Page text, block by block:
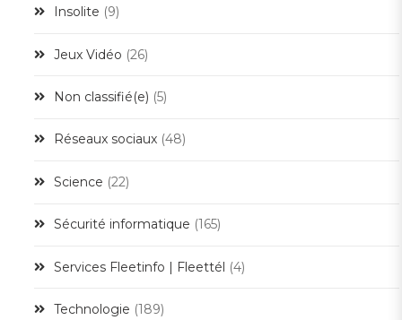
Insolite (9)
Jeux Vidéo (26)
Non classifié(e) (5)
Réseaux sociaux (48)
Science (22)
Sécurité informatique (165)
Services Fleetinfo | Fleettél (4)
Technologie (189)